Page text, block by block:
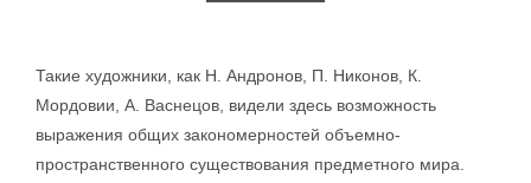
Такие художники, как Н. Андронов, П. Никонов, К.
Мордовии, А. Васнецов, видели здесь возможность
выражения общих закономерностей объемно-
пространственного существования предметного мира.